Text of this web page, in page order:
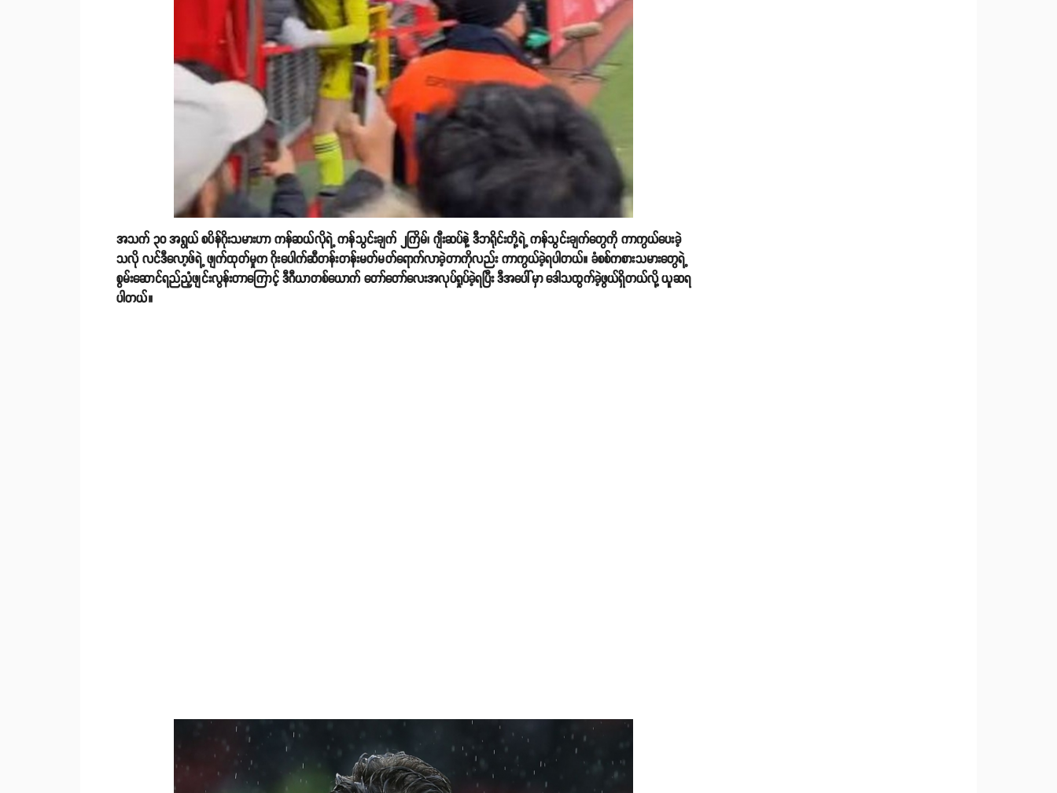
အသက် ၃၀ အရွယ် စပိန်ဂိုးသမားဟာ ကန်ဆယ်လိုရဲ့ ကန်သွင်းချက် ၂ကြိမ်၊ ဂျီးဆပ်နဲ့ ဒီဘရိုင်းတို့ရဲ့ ကန်သွင်းချက်တွေကို ကာကွယ်ပေးခဲ့
သလို လင်ဒီလော့ဖ်ရဲ့ ဖျက်ထုတ်မှုက ဂိုးပေါက်ဆီတန်းတန်းမတ်မတ်ရောက်လာခဲ့တာကိုလည်း ကာကွယ်ခဲ့ရပါတယ်။ ခံစစ်ကစားသမားတွေရဲ့
စွမ်းဆောင်ရည်ညံ့ဖျင်းလွန်းတာကြောင့် ဒီဂီယာတစ်ယောက် တော်တော်လေးအလုပ်ရှုပ်ခဲ့ရပြီး ဒီအပေါ်မှာ ဒေါသထွက်ခဲ့ဖွယ်ရှိတယ်လို့ ယူဆရ
ပါတယ်။